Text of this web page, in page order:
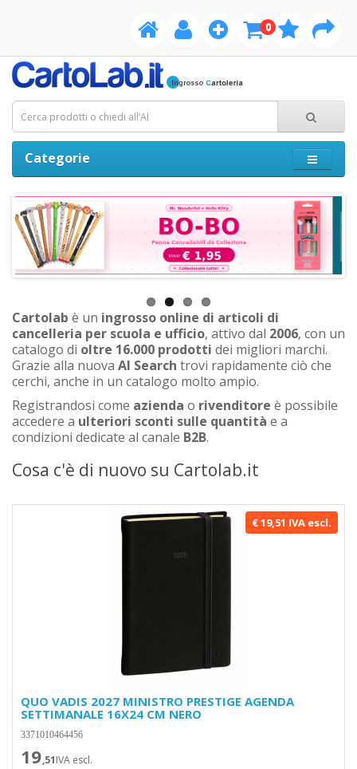
0
Categorie
Cartolab è un ingrosso online di articoli di
cancelleria per scuola e ufficio, attivo dal 2006, con un
catalogo di oltre 16.000 prodotti dei migliori marchi.
Grazie alla nuova AI Search trovi rapidamente ciò che
cerchi, anche in un catalogo molto ampio.
Registrandosi come azienda o rivenditore è possibile
accedere a ulteriori sconti sulle quantità e a
condizioni dedicate al canale B2B.
Cosa c'è di nuovo su Cartolab.it
€ 19,51 IVA escl.
QUO VADIS 2027 MINISTRO PRESTIGE AGENDA
SETTIMANALE 16X24 CM NERO
3371010464456
19,51IVA escl.